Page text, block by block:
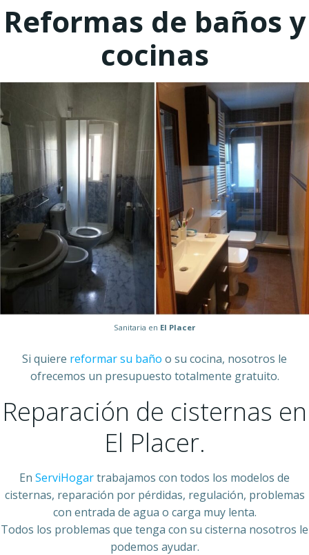
Reformas de baños y
cocinas
Sanitaria en El Placer
Si quiere reformar su baño o su cocina, nosotros le
ofrecemos un presupuesto totalmente gratuito.
Reparación de cisternas en
El Placer.
En ServiHogartrabajamos con todos los modelos de
cisternas, reparación por pérdidas, regulación, problemas
con entrada de agua o carga muy lenta.
Todos los problemas que tenga con su cisterna nosotros le
podemos ayudar.